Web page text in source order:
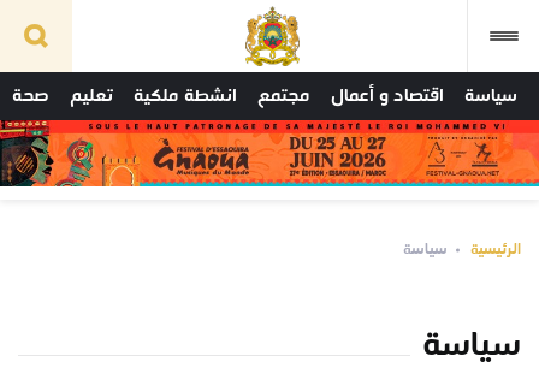
سياسة اقتصاد و أعمال مجتمع انشطة ملكية تعليم صحة
الرئيسية سياسة
سياسة